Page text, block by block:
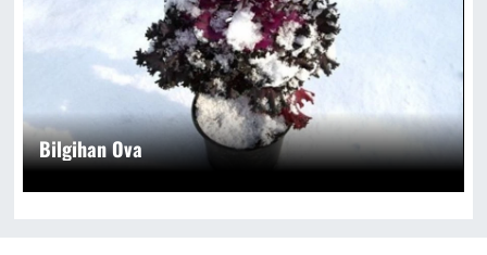
Bilgihan Ova
Son Dakika Haberleri
Haber Arşivi